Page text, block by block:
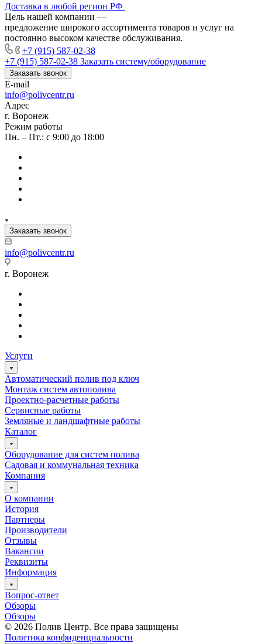
Доставка в любой регион РФ
Цель нашей компании —
предложение широкого ассортимента товаров и услуг на
постоянно высоком качестве обслуживания.
+7 (915) 587-02-38
+7 (915) 587-02-38 Заказать систему/оборудование
Заказать звонок
E-mail
info@polivcentr.ru
Адрес
г. Воронеж
Режим работы
Пн. – Пт.: с 9:00 до 18:00
Заказать звонок
info@polivcentr.ru
г. Воронеж
Услуги
Автоматический полив под ключ
Монтаж систем автополива
Проектно-расчетные работы
Сервисные работы
Земляные и ландшафтные работы
Каталог
Оборудование для систем полива
Садовая и коммунальная техника
Компания
О компании
История
Партнеры
Производители
Отзывы
Вакансии
Реквизиты
Информация
Вопрос-ответ
Обзоры
Обзоры
© 2026 Полив Центр. Все права защищены
Политика конфиденциальности